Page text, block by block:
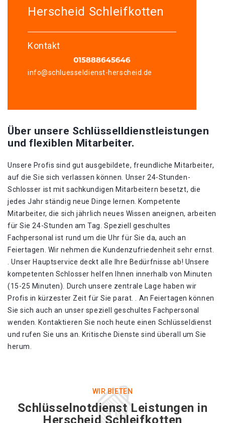
Herscheid Schleifkotten
Kontakt
info@schluesseldienst-herscheid.de
Über unsere Schlüsselldienstleistungen
und flexiblen Mitarbeiter.
Unsere Profis sind gut ausgebildete, freundliche Mitarbeiter,
auf die Sie sich verlassen können. Unser 24-Stunden-
Schlosser ist mit sachkundigen Mitarbeitern besetzt, die
jedes Jahr ständig neue Dinge lernen. Kompetente
Mitarbeiter, die sich jährlich neues Wissen aneignen, arbeiten
für Sie 24-Stunden am Tag. Speziell geschultes
Fachpersonal ist rund um die Uhr für Sie da, auch an
Feiertagen. Wir nehmen die Kundenzufriedenheit sehr ernst.
. Unser Hauptservice deckt alle Ihre Bedürfnisse ab! Unsere
kompetenten Schlosser helfen Ihnen innerhalb von Minuten
(15-25 Minuten). Durch unsere zentrale Lage haben wir
Profis in kürzester Zeit für Sie parat. . An Feiertagen können
Sie sich auch an unser speziell geschultes Fachpersonal
wenden. Kontaktieren Sie noch heute einen Schlüsseldienst
und rufen Sie uns an. Kritische Dienste sind überall um Sie
herum.
WIR BIETEN
Schlüsselnotdienst Leistungen in
Herscheid Schleifkotten